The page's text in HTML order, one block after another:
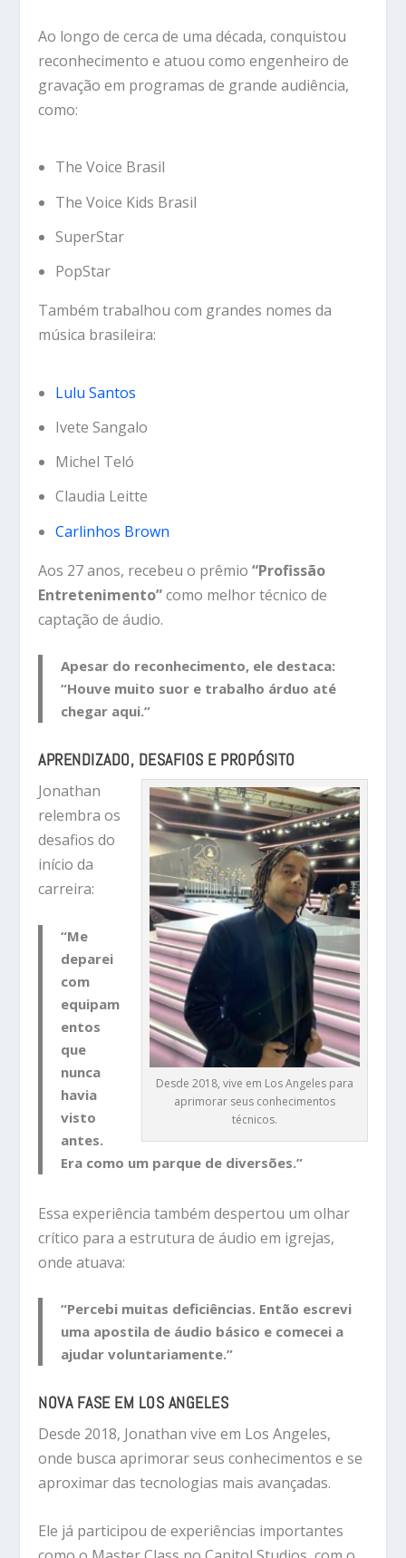
Ao longo de cerca de uma década, conquistou
reconhecimento e atuou como engenheiro de
gravação em programas de grande audiência,
como:
The Voice Brasil
The Voice Kids Brasil
SuperStar
PopStar
Também trabalhou com grandes nomes da
música brasileira:
Lulu Santos
Ivete Sangalo
Michel Teló
Claudia Leitte
Carlinhos Brown
Aos 27 anos, recebeu o prêmio“Profissão
Entretenimento”como melhor técnico de
captação de áudio.
Apesar do reconhecimento, ele destaca:
“Houve muito suor e trabalho árduo até
chegar aqui.”
APRENDIZADO, DESAFIOS E PROPÓSITO
Desde 2018, vive em Los Angeles para
aprimorar seus conhecimentos
técnicos.
Jonathan
relembra os
desafios do
início da
carreira:
“Me
deparei
com
equipam
entos
que
nunca
havia
visto
antes.
Era como um parque de diversões.”
Essa experiência também despertou um olhar
crítico para a estrutura de áudio em igrejas,
onde atuava:
“Percebi muitas deficiências. Então escrevi
uma apostila de áudio básico e comecei a
ajudar voluntariamente.”
NOVA FASE EM LOS ANGELES
Desde 2018, Jonathan vive em Los Angeles,
onde busca aprimorar seus conhecimentos e se
aproximar das tecnologias mais avançadas.
Ele já participou de experiências importantes